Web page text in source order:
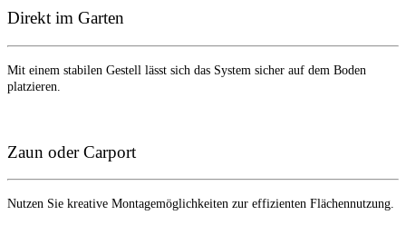
Direkt im Garten
Mit einem stabilen Gestell lässt sich das System sicher auf dem Boden
platzieren.
Zaun oder Carport
Nutzen Sie kreative Montagemöglichkeiten zur effizienten Flächennutzung.